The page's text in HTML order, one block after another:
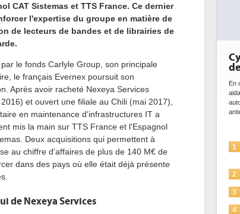
CAT Sistemas et TTS France. Ce dernier
l'expertise du groupe en matière de
de lecteurs de bandes et de librairies de
le fonds Carlyle Group, son principale
le français Evernex poursuit son
Après avoir racheté Nexeya Services
et ouvert une filiale au Chili (mai 2017),
en maintenance d'infrastructures IT a
mis la main sur TTS France et l'Espagnol
Deux acquisitions qui permettent à
au chiffre d'affaires de plus de 140 M€ de
dans des pays où elle était déjà présente
de Nexeya Services
Cybersécurité, le double
de l'IA
En cybersécurité, l'IA joue un double rôle : le gentil
aidant à détecter et à prévenir les menaces, à
automatiser les processus de sécurité, à simuler
anticiper les...
L'IA, déjà bien présente dans les
solutions de sécurité et...